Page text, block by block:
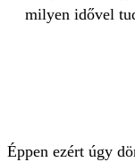
milyen idővel
Éppen ezért úgy